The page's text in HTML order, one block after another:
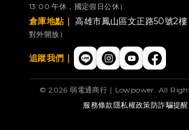
13:00 午休，國定假日公休）
倉庫地點｜ 高雄市鳳山區文正路50號2樓
對外開放）
追蹤我們｜
© 2026 弱電通商行｜Lowpower. All
服務條款隱私權政策防詐騙提醒